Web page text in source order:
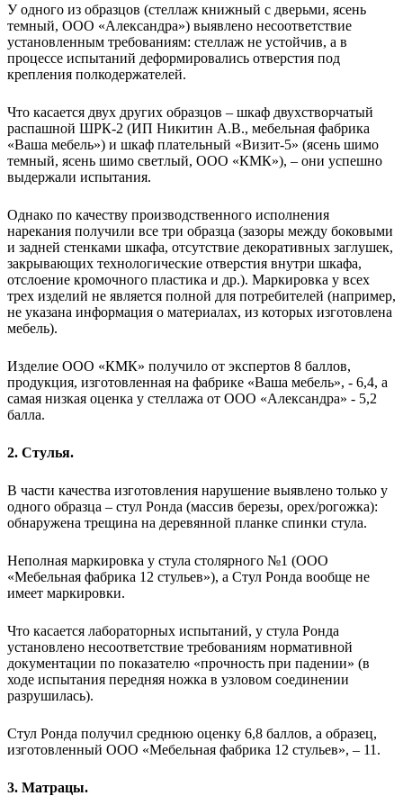
У одного из образцов (стеллаж книжный с дверьми, ясень
темный, ООО «Александра») выявлено несоответствие
установленным требованиям: стеллаж не устойчив, а в
процессе испытаний деформировались отверстия под
крепления полкодержателей.
Что касается двух других образцов – шкаф двухстворчатый
распашной ШРК-2 (ИП Никитин А.В., мебельная фабрика
«Ваша мебель») и шкаф плательный «Визит-5» (ясень шимо
темный, ясень шимо светлый, ООО «КМК»), – они успешно
выдержали испытания.
Однако по качеству производственного исполнения
нарекания получили все три образца (зазоры между боковыми
и задней стенками шкафа, отсутствие декоративных заглушек,
закрывающих технологические отверстия внутри шкафа,
отслоение кромочного пластика и др.). Маркировка у всех
трех изделий не является полной для потребителей (например,
не указана информация о материалах, из которых изготовлена
мебель).
Изделие ООО «КМК» получило от экспертов 8 баллов,
продукция, изготовленная на фабрике «Ваша мебель», - 6,4, а
самая низкая оценка у стеллажа от ООО «Александра» - 5,2
балла.
2. Стулья.
В части качества изготовления нарушение выявлено только у
одного образца – стул Ронда (массив березы, орех/рогожка):
обнаружена трещина на деревянной планке спинки стула.
Неполная маркировка у стула столярного №1 (ООО
«Мебельная фабрика 12 стульев»), а Стул Ронда вообще не
имеет маркировки.
Что касается лабораторных испытаний, у стула Ронда
установлено несоответствие требованиям нормативной
документации по показателю «прочность при падении» (в
ходе испытания передняя ножка в узловом соединении
разрушилась).
Стул Ронда получил среднюю оценку 6,8 баллов, а образец,
изготовленный ООО «Мебельная фабрика 12 стульев», – 11.
3. Матрацы.